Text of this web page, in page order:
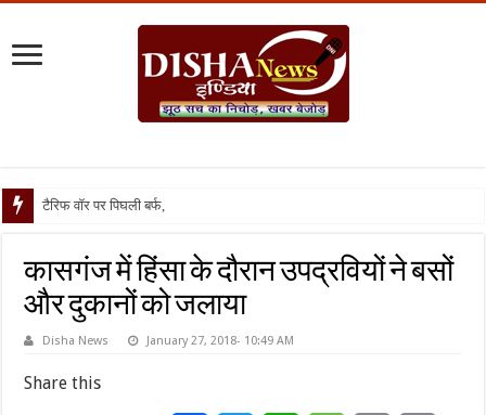
टैरिफ वॉर पर पिघली बर्फ, ट्रंप और मो
कासगंज में हिंसा के दौरान उपद्रवियों ने बसों
और दुकानों को जलाया
Disha News January 27, 2018- 10:49 AM
Share this